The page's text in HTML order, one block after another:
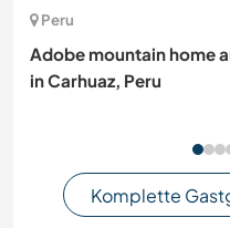
Peru
Adobe mountain home
in Carhuaz, Peru
Komplette